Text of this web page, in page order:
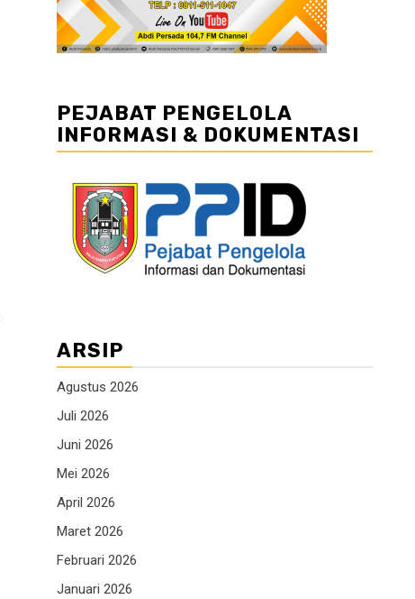
PEJABAT PENGELOLA
INFORMASI & DOKUMENTASI
ARSIP
Agustus 2026
Juli 2026
Juni 2026
Mei 2026
April 2026
Maret 2026
Februari 2026
Januari 2026